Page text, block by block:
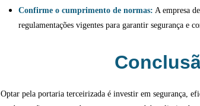
Confirme o cumprimento de normas: A empresa
regulamentações vigentes para garantir segurança e
Optar pela portaria terceirizada é investir em segurança,